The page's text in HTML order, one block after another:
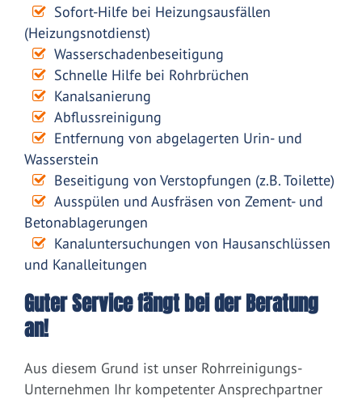
Sofort-Hilfe bei Heizungsausfällen
(Heizungsnotdienst)
Wasserschadenbeseitigung
Schnelle Hilfe bei Rohrbrüchen
Kanalsanierung
Abflussreinigung
Entfernung von abgelagerten Urin- und
Wasserstein
Beseitigung von Verstopfungen (z.B. Toilette)
Ausspülen und Ausfräsen von Zement- und
Betonablagerungen
Kanaluntersuchungen von Hausanschlüssen
und Kanalleitungen
Guter Service fängt bei der Beratung
an!
Aus diesem Grund ist unser Rohrreinigungs-
Unternehmen Ihr kompetenter Ansprechpartner